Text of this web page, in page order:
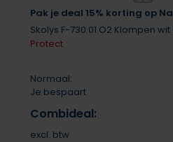
Pak je deal 15% korting op
Skolys F-730.01 O2 Klompen wit
Protect
Normaal:
Je bespaart
Combideal:
excl. btw